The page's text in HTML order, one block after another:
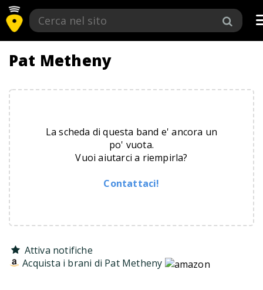
Pat Metheny
La scheda di questa band e' ancora un
po' vuota.
Vuoi aiutarci a riempirla?
Contattaci!
Attiva notifiche
Acquista i brani di Pat Metheny